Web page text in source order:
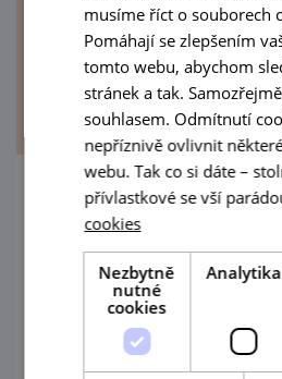
Pohádkový hřebínek:
21. 8. '26
Strašidelný mlýn, věrný
Matěj a noc plná
musíme říct o souborech
Pomáhají se zlepšením
tomto webu, abychom
stránek a tak.
souhlasem. Odmítnutí
nepříznivě ovlivnit
webu. Tak co si dáte –
přívlastkové se vší
cookies
Nezbytně
nutné
cookies
Analytika